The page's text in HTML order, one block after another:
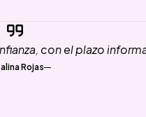
con el plazo
Rojas